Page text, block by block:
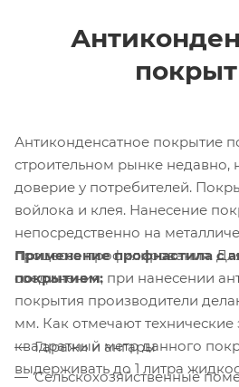
Антиконденсатное покрытие
строительном рынке недавно,
доверие у потребителей.
войлока и клея. Нанесение
непосредственно на
процесса профилирования.
соединения, при нанесении
покрытия производители
мм. Как отмечают технические
квадратный метр данного
выдерживать до 1 литра
Применение профнастила с
покрытием:
Гаражи и ангары
Сельскохозяйственные